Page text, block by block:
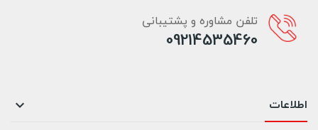
تلفن مشاوره و پشتیبانی
09214535460
اطلاعات 